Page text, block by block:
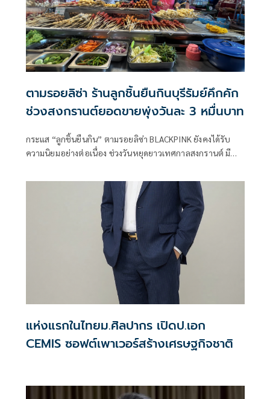
ตามรอยลิซ่า ร้านลูกชิ้นยืนกินบุรีรัมย์คึกคัก
ช่วงสงกรานต์ยอดขายพุ่งวันละ 3 หมื่นบาท
กระแส “ลูกชิ้นยืนกิน” ตามรอยลิซ่า BLACKPINK ยังคงได้รับ
ความนิยมอย่างต่อเนื่อง ช่วงวันหยุดยาวเทศกาลสงกรานต์ มี
จังหวัด แห่เดินทางไปสัมผัสประสบการณ์ “ยืนกินลูกชิ้น” แน่น
สถานีรถไฟ ยอดขายพุ่งวันละ 2 – 3 หมื่น
แห่งแรกในไทยม.ศิลปากร เปิดป.เอก
CEMIS ซอฟต์เพาเวอร์สร้างเศรษฐกิจชาติ